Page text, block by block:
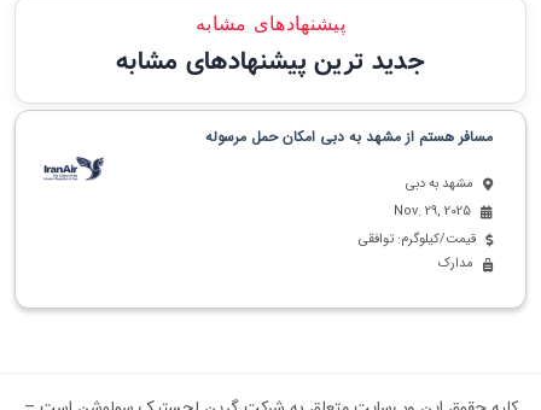
پیشنهادهای مشابه
جدید ترین پیشنهادهای مشابه
مسافر هستم از مشهد به دبی امکان حمل مرسوله
مشهد به دبی
Nov. 29, 2025
قیمت/کیلوگرم: توافقی
مدارک